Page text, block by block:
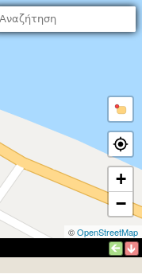
+
−
©OpenStreetMap